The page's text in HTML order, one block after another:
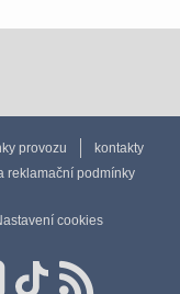
provozu
kontakty
reklamační podmínky
cookies